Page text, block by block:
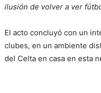
ilusión de volver a ver
El acto concluyó con un
clubes, en un ambiente
del Celta en casa en esta